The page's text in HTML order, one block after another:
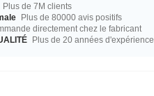
Plus de 7M clients
Plus de 80000 avis positifs
directement chez le fabricant
Plus de 20 années d'expérience